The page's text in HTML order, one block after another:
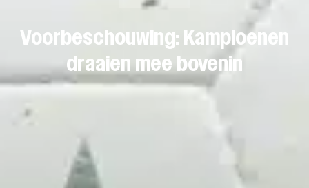
Voorbeschouwing: Kampioenen
draaien mee bovenin